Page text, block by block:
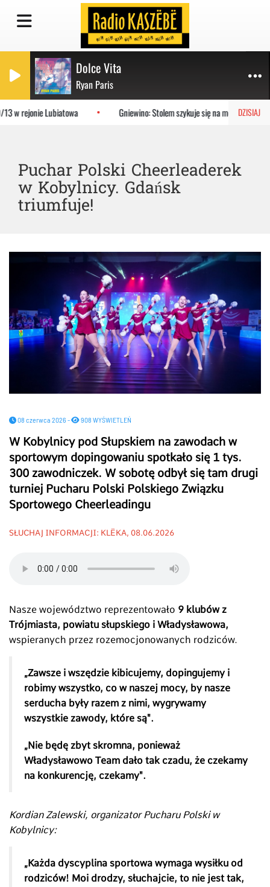
Dolce Vita
Ryan Paris
DZISIAJ
w rejonie Lubiatowa Gniewino: Stolem szykuje się na mecz z KP
Puchar Polski Cheerleaderek
w Kobylnicy. Gdańsk
triumfuje!
08 czerwca 2026 - 908 WYŚWIETLEŃ
W Kobylnicy pod Słupskiem na zawodach w
sportowym dopingowaniu spotkało się 1 tys.
300 zawodniczek. W sobotę odbył się tam drugi
turniej Pucharu Polski Polskiego Związku
Sportowego Cheerleadingu
SŁUCHAJ INFORMACJI: KLËKA, 08.06.2026
Nasze województwo reprezentowało 9 klubów z
Trójmiasta, powiatu słupskiego i Władysławowa,
wspieranych przez rozemocjonowanych rodziców.
„Zawsze i wszędzie kibicujemy, dopingujemy i
robimy wszystko, co w naszej mocy, by nasze
serducha były razem z nimi, wygrywamy
wszystkie zawody, które są".
„Nie będę zbyt skromna, ponieważ
Władysławowo Team dało tak czadu, że czekamy
na konkurencję, czekamy".
Kordian Zalewski, organizatorPucharu Polski w
Kobylnicy:
„Każda dyscyplina sportowa wymaga wysiłku od
rodziców! Moi drodzy, słuchajcie, to nie jest tak,